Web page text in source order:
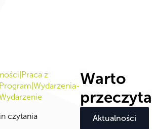
z
czytania
Warto
Aktualności